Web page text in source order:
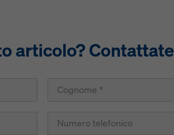
articolo?